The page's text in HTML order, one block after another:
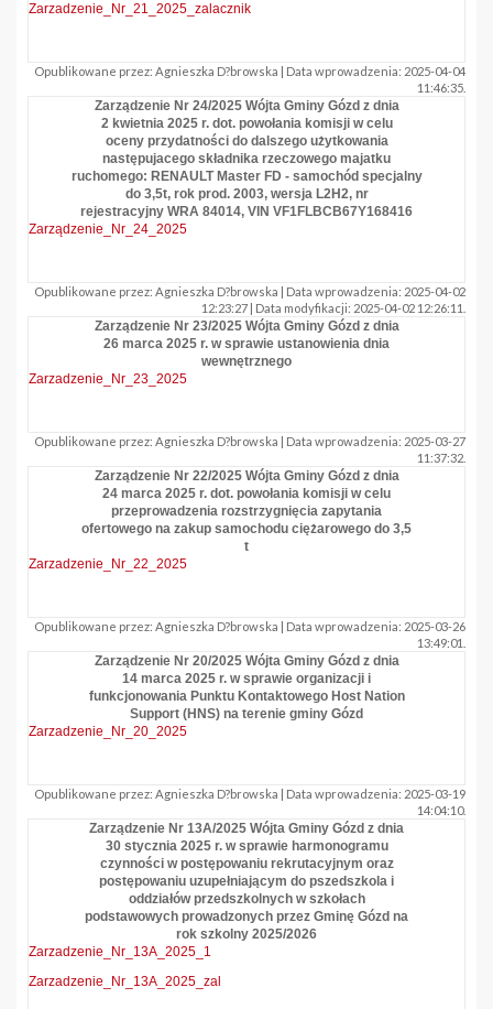
Zarzadzenie_Nr_21_2025_zalacznik
Opublikowane przez: Agnieszka D?browska | Data wprowadzenia: 2025-04-04
11:46:35.
Zarządzenie Nr 24/2025 Wójta Gminy Gózd z dnia
2 kwietnia 2025 r. dot. powołania komisji w celu
oceny przydatności do dalszego użytkowania
następujacego składnika rzeczowego majatku
ruchomego: RENAULT Master FD - samochód specjalny
do 3,5t, rok prod. 2003, wersja L2H2, nr
rejestracyjny WRA 84014, VIN VF1FLBCB67Y168416
Zarządzenie_Nr_24_2025
Opublikowane przez: Agnieszka D?browska | Data wprowadzenia: 2025-04-02
12:23:27 | Data modyfikacji: 2025-04-02 12:26:11.
Zarządzenie Nr 23/2025 Wójta Gminy Gózd z dnia
26 marca 2025 r. w sprawie ustanowienia dnia
wewnętrznego
Zarzadzenie_Nr_23_2025
Opublikowane przez: Agnieszka D?browska | Data wprowadzenia: 2025-03-27
11:37:32.
Zarządzenie Nr 22/2025 Wójta Gminy Gózd z dnia
24 marca 2025 r. dot. powołania komisji w celu
przeprowadzenia rozstrzygnięcia zapytania
ofertowego na zakup samochodu ciężarowego do 3,5
t
Zarzadzenie_Nr_22_2025
Opublikowane przez: Agnieszka D?browska | Data wprowadzenia: 2025-03-26
13:49:01.
Zarządzenie Nr 20/2025 Wójta Gminy Gózd z dnia
14 marca 2025 r. w sprawie organizacji i
funkcjonowania Punktu Kontaktowego Host Nation
Support (HNS) na terenie gminy Gózd
Zarzadzenie_Nr_20_2025
Opublikowane przez: Agnieszka D?browska | Data wprowadzenia: 2025-03-19
14:04:10.
Zarządzenie Nr 13A/2025 Wójta Gminy Gózd z dnia
30 stycznia 2025 r. w sprawie harmonogramu
czynności w postępowaniu rekrutacyjnym oraz
postępowaniu uzupełniającym do pszedszkola i
oddziałów przedszkolnych w szkołach
podstawowych prowadzonych przez Gminę Gózd na
rok szkolny 2025/2026
Zarzadzenie_Nr_13A_2025_1
Zarzadzenie_Nr_13A_2025_zal